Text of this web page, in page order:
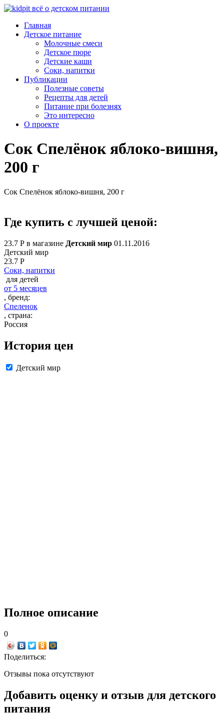
Главная
Детское питание
Молочные смеси
Детское пюре
Детские каши
Соки, напитки
Публикации
Полезные советы
Рецепты для детей
Питание при болезнях
Это интересно
О проекте
Сок Спелёнок яблоко-вишня,
200 г
Сок Спелёнок яблоко-вишня, 200 г
Где купить с лучшей ценой:
23.7 Р в магазине Детский мир 01.11.2016
Детский мир
23.7 Р
Соки, напитки
для детей
от 5 месяцев
, бренд:
Спеленок
, страна:
Россия
История цен
Детский мир
Полное описание
0
Поделиться:
Отзывы пока отсутствуют
Добавить оценку и отзыв для детского
питания